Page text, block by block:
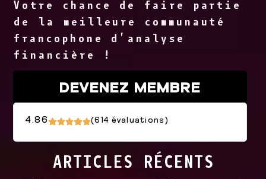
Votre chance de faire partie
de la meilleure communauté
francophone d’analyse
financière !
DEVENEZ MEMBRE
4.86 (614 évaluations)
ARTICLES RÉCENTS